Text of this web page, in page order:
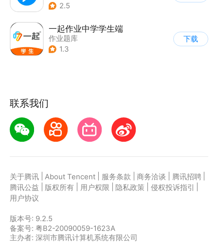
2.5
一起作业中学学生端
作业题库
1.3
下载
联系我们
关于腾讯 About Tencent 服务条款 商务洽谈 腾讯招聘
腾讯公益
版权所有 用户权限 隐私政策 侵权投诉指引
用户协议
版本号: 9.2.5
备案号: 粤B2-20090059-1623A
主办者: 深圳市腾讯计算机系统有限公司